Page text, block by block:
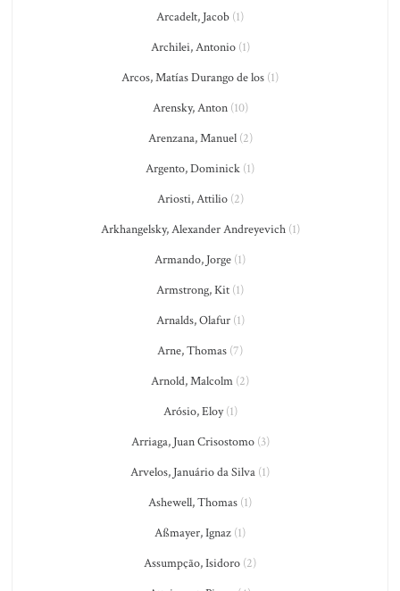
Arcadelt, Jacob (1)
Archilei, Antonio(1)
Arcos, Matías Durango de los (1)
Arensky, Anton(10)
Arenzana, Manuel(2)
Argento, Dominick (1)
Ariosti, Attilio(2)
Arkhangelsky, Alexander Andreyevich(1)
Armando, Jorge (1)
Armstrong, Kit (1)
Arnalds, Olafur(1)
Arne, Thomas (7)
Arnold, Malcolm (2)
Arósio, Eloy(1)
Arriaga, Juan Crisostomo(3)
Arvelos, Januário da Silva (1)
Ashewell, Thomas (1)
Aßmayer, Ignaz (1)
Assumpção, Isidoro (2)